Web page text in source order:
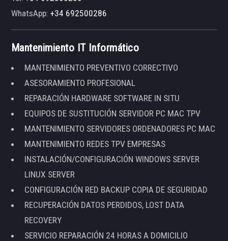
WhatsApp:+34 692500286
Mantenimiento IT Informático
MANTENIMIENTO PREVENTIVO CORRECTIVO
ASESORAMIENTO PROFESIONAL
REPARACIÓN HARDWARE SOFTWARE IN SITU
EQUIPOS DE SUSTITUCIÓN SERVIDOR PC MAC TPV
MANTENIMIENTO SERVIDORES ORDENADORES PC MAC
MANTENIMIENTO REDES TPV EMPRESAS
INSTALACIÓN/CONFIGURACIÓN WINDOWS SERVER
LINUX SERVER
CONFIGURACIÓN RED BACKUP COPIA DE SEGURIDAD
RECUPERACIÓN DATOS PERDIDOS, LOST DATA
RECOVERY
SERVICIO REPARACIÓN 24 HORAS A DOMICILIO